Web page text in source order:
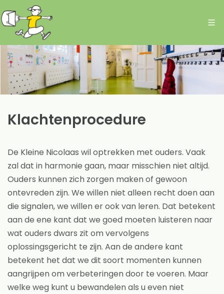
Klachtenprocedure
De Kleine Nicolaas wil optrekken met ouders. Vaak
zal dat in harmonie gaan, maar misschien niet altijd.
Ouders kunnen zich zorgen maken of gewoon
ontevreden zijn. We willen niet alleen recht doen aan
die signalen, we willen er ook van leren. Dat betekent
aan de ene kant dat we goed moeten luisteren naar
wat ouders dwars zit om vervolgens
oplossingsgericht te zijn. Aan de andere kant
betekent het dat we dit soort momenten kunnen
aangrijpen om verbeteringen door te voeren. Maar
welke weg kunt u bewandelen als u even niet